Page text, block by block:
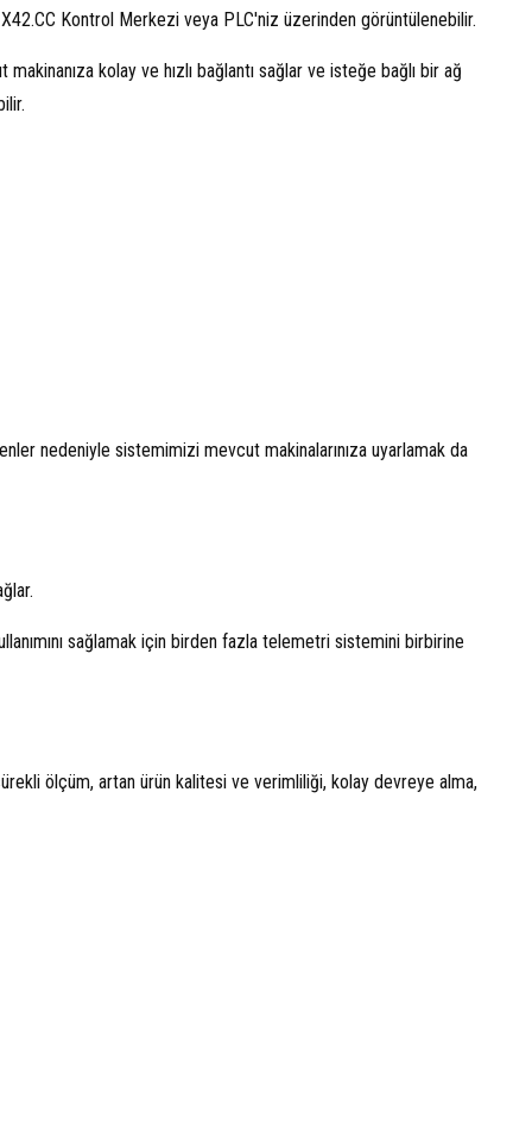
Kontrol Merkezi veya PLC'niz üzerinden görüntülenebilir.
makinanıza kolay ve hızlı bağlantı sağlar ve isteğe bağlı bir ağ
nedeniyle sistemimizi mevcut makinalarınıza uyarlamak da
sağlamak için birden fazla telemetri sistemini birbirine
ölçüm, artan ürün kalitesi ve verimliliği, kolay devreye alma,